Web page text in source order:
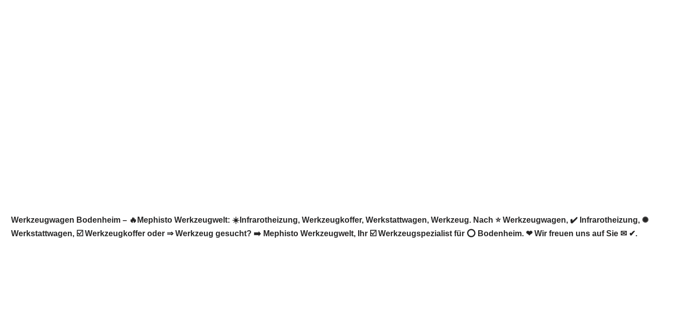
Werkzeugwagen Bodenheim – 🔥Mephisto Werkzeugwelt: ☀️Infrarotheizung, Werkzeugkoffer, Werkstattwagen, Werkzeug. Nach ⭐ Werkzeugwagen, ✔️ Infrarotheizung, ✺
Werkstattwagen, ☑️ Werkzeugkoffer oder ⇒ Werkzeug gesucht? ➡️ Mephisto Werkzeugwelt, Ihr ☑️ Werkzeugspezialist für ⭕ Bodenheim. ❤ Wir freuen uns auf Sie ✉ ✔.